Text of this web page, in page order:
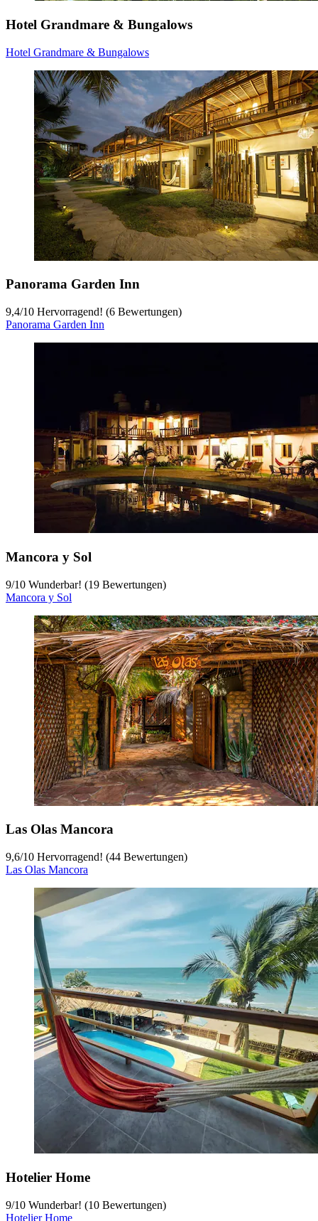
Hotel Grandmare & Bungalows
Hotel Grandmare & Bungalows
Panorama Garden Inn
9,4/10 Hervorragend! (6 Bewertungen)
Panorama Garden Inn
Mancora y Sol
9/10 Wunderbar! (19 Bewertungen)
Mancora y Sol
Las Olas Mancora
9,6/10 Hervorragend! (44 Bewertungen)
Las Olas Mancora
Hotelier Home
9/10 Wunderbar! (10 Bewertungen)
Hotelier Home